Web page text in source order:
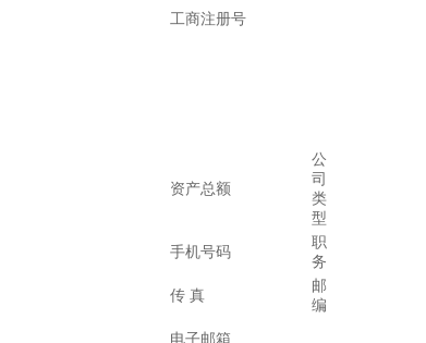
工商注册号
资产总额
公
司
类
型
手机号码
职
务
传 真
邮
编
电子邮箱